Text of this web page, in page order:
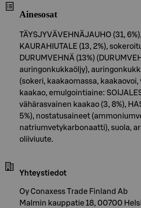
Ainesosat
TÄYSJYVÄVEHNÄJAUHO (31,
KAURAHIUTALE (13, 2%),
DURUMVEHNÄ (13%)
auringonkukkaöljy),
(sokeri, kaakaomassa, kaakaovoi,
kaakao, emulgointiaine:
vähärasvainen kaakao (3, 8%),
5%), nostatusaineet
natriumvetykarbonaatti), suola,
oliiviuute.
Yhteystiedot
Oy Conaxess Trade Finland Ab
Malmin kauppatie 18, 00700